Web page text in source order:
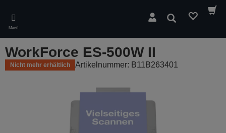
main
content
Menü
Suchen
WorkForce ES-500W II
Nicht mehr erhältlich Artikelnummer: B11B263401